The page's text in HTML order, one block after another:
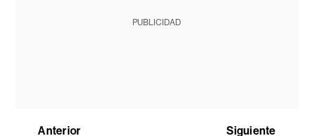
PUBLICIDAD
Anterior Siguiente